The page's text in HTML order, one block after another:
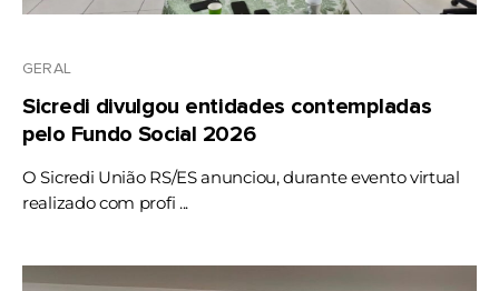
GERAL
Sicredi divulgou entidades contempladas
pelo Fundo Social 2026
O Sicredi União RS/ES anunciou, durante evento virtual
realizado com profi ...